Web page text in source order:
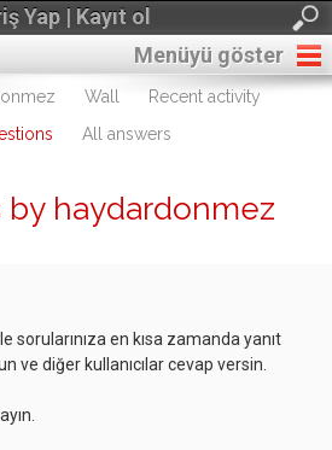
Yap | Kayıt ol
Menüyü göster
Wall
Recent activity
All answers
haydardonmez
sorularınıza en kısa zamanda yanıt
ve diğer kullanıcılar cevap versin.